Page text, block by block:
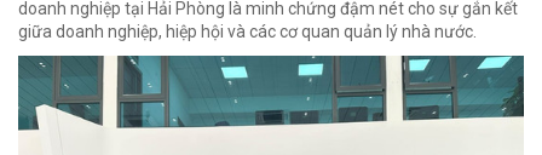
doanh nghiệp tại Hải Phòng là minh chứng đậm nét cho sự gắn kết
giữa doanh nghiệp, hiệp hội và các cơ quan quản lý nhà nước.